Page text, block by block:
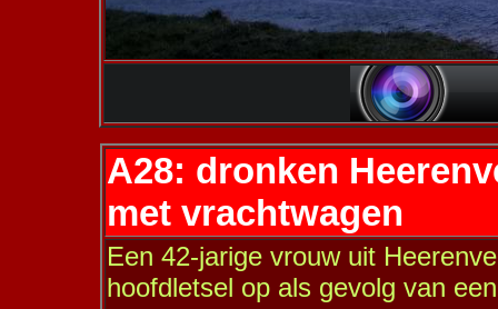
A28: dronken
met vrachtwagen
Een 42-jarige vrouw uit
hoofdletsel op als gevolg van